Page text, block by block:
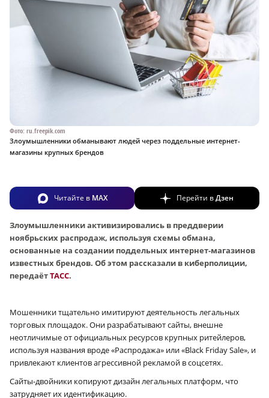
Фото: ru.freepik.com
Злоумышленники обманывают людей через поддельные интернет-
магазины крупных брендов
Читайте в MAX Перейти вДзен
Злоумышленники активизировались в преддверии
ноябрьских распродаж, используя схемы обмана,
основанные на создании поддельных интернет-магазинов
известных брендов. Об этом рассказали в киберполиции,
передаётТАСС.
Мошенники тщательно имитируют деятельность легальных
торговых площадок. Они разрабатывают сайты, внешне
неотличимые от официальных ресурсов крупных ритейлеров,
используя названия вроде «Распродажа» или «Black Friday Sale», и
привлекают клиентов агрессивной рекламой в соцсетях.
Сайты-двойники копируют дизайн легальных платформ, что
затрудняет их идентификацию.